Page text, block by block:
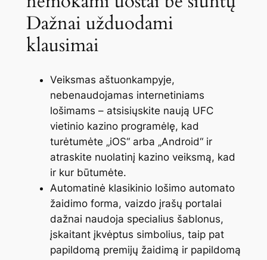
Dažnai užduodami
klausimai
Veiksmas aštuonkampyje,
nebenaudojamas internetiniams
lošimams – atsisiųskite naują UFC
vietinio kazino programėlę, kad
turėtumėte „iOS“ arba „Android“ ir
atraskite nuolatinį kazino veiksmą, kad
ir kur būtumėte.
Automatinė klasikinio lošimo automato
žaidimo forma, vaizdo įrašų portalai
dažnai naudoja specialius šablonus,
įskaitant įkvėptus simbolius, taip pat
papildomą premijų žaidimą ir papildomą